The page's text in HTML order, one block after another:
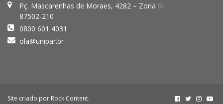
Pç. Mascarenhas de Moraes, 4282 – Zona III
87502-210
0800 601 4031
ola@unipar.br
Site criado por Rock Content.